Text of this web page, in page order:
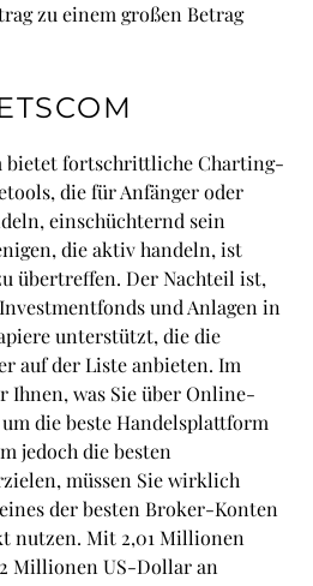
zu einem großen Betrag
bietet fortschrittliche Charting-
die für Anfänger oder
einschüchternd sein
die aktiv handeln, ist
übertreffen. Der Nachteil ist,
und Anlagen in
unterstützt, die die
auf der Liste anbieten. Im
Ihnen, was Sie über Online-
die beste Handelsplattform
jedoch die besten
müssen Sie wirklich
der besten Broker-Konten
nutzen. Mit 2,01 Millionen
Millionen US-Dollar an